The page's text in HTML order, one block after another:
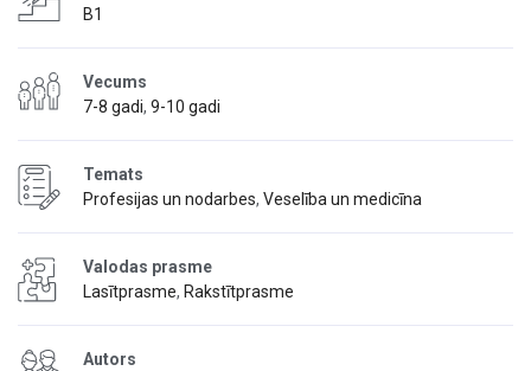
B1
Vecums
7-8 gadi, 9-10 gadi
Temats
Profesijas un nodarbes, Veselība un medicīna
Valodas prasme
Lasītprasme, Rakstītprasme
Autors